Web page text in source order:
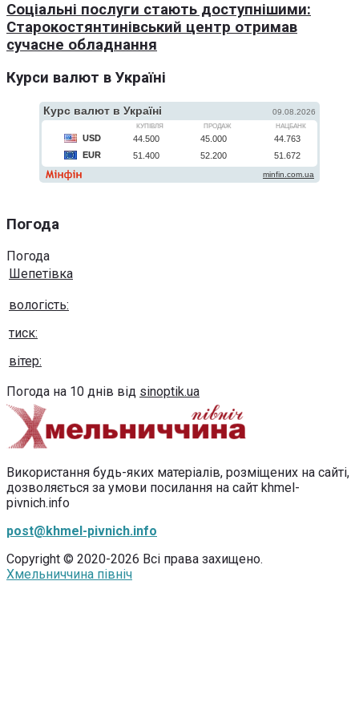
Соціальні послуги стають доступнішими:
Старокостянтинівський центр отримав
сучасне обладнання
Курси валют в Україні
Погода
Погода
Шепетівка
вологість:
тиск:
вітер:
Погода на 10 днів від sinoptik.ua
Використання будь-яких матеріалів, розміщених на сайті,
дозволяється за умови посилання на сайт khmel-
pivnich.info
post@khmel-pivnich.info
Copyright © 2020-2026 Всі права захищено.
Хмельниччина північ